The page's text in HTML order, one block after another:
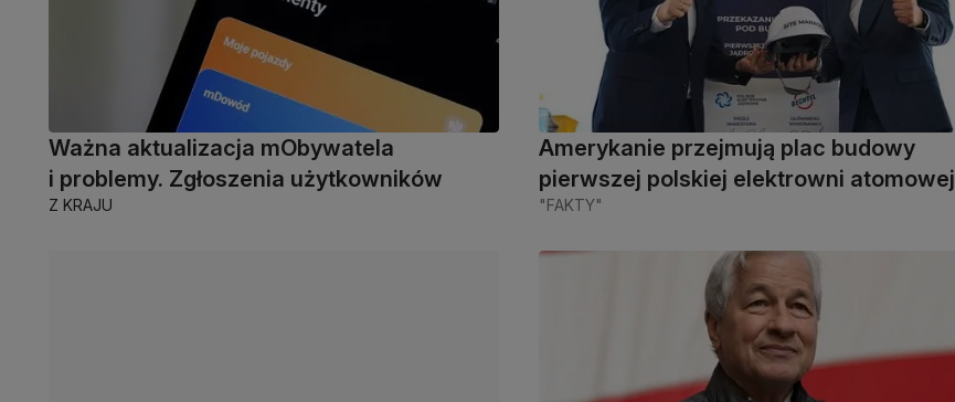
Ważna aktualizacja mObywatela
i problemy. Zgłoszenia użytkowników
Z KRAJU
Amerykanie przejmują plac budowy
pierwszej polskiej elektrowni atomowej
"FAKTY"